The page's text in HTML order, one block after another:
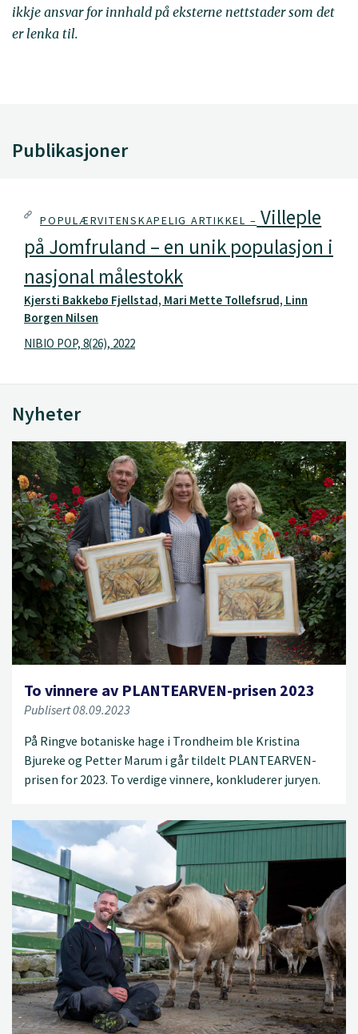
ikkje ansvar for innhald på eksterne nettstader som det
er lenka til.
Publikasjoner
POPULÆRVITENSKAPELIG ARTIKKEL – Villeple
på Jomfruland – en unik populasjon i
nasjonal målestokk
Kjersti Bakkebø Fjellstad, Mari Mette Tollefsrud, Linn
Borgen Nilsen
NIBIO POP, 8(26), 2022
Nyheter
To vinnere av PLANTEARVEN-prisen 2023
Publisert 08.09.2023
På Ringve botaniske hage i Trondheim ble Kristina
Bjureke og Petter Marum i går tildelt PLANTEARVEN-
prisen for 2023. To verdige vinnere, konkluderer juryen.